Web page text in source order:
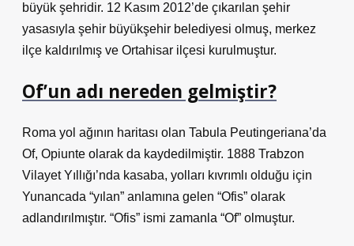
büyük şehridir. 12 Kasım 2012’de çıkarılan şehir
yasasıyla şehir büyükşehir belediyesi olmuş, merkez
ilçe kaldırılmış ve Ortahisar ilçesi kurulmuştur.
Of’un adı nereden gelmiştir?
Roma yol ağının haritası olan Tabula Peutingeriana’da
Of, Opiunte olarak da kaydedilmiştir. 1888 Trabzon
Vilayet Yıllığı’nda kasaba, yolları kıvrımlı olduğu için
Yunancada “yılan” anlamına gelen “Ofis” olarak
adlandırılmıştır. “Ofis” ismi zamanla “Of” olmuştur.